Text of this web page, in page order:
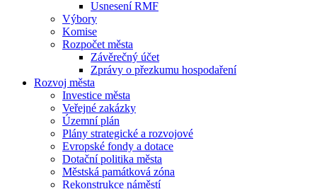
Usnesení RMF
Výbory
Komise
Rozpočet města
Závěrečný účet
Zprávy o přezkumu hospodaření
Rozvoj města
Investice města
Veřejné zakázky
Územní plán
Plány strategické a rozvojové
Evropské fondy a dotace
Dotační politika města
Městská památková zóna
Rekonstrukce náměstí